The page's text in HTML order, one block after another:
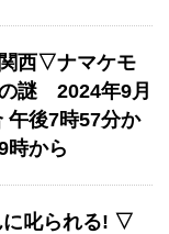
西▽ナマケモ
謎 2024年9月
午後7時57分か
時から
に叱られる! ▽